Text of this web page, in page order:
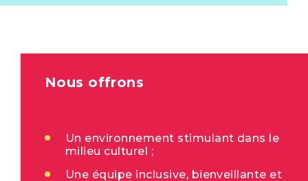
Nous offrons
Un environnement stimulant dans le
milieu culturel ;
Une équipe inclusive, bienveillante et